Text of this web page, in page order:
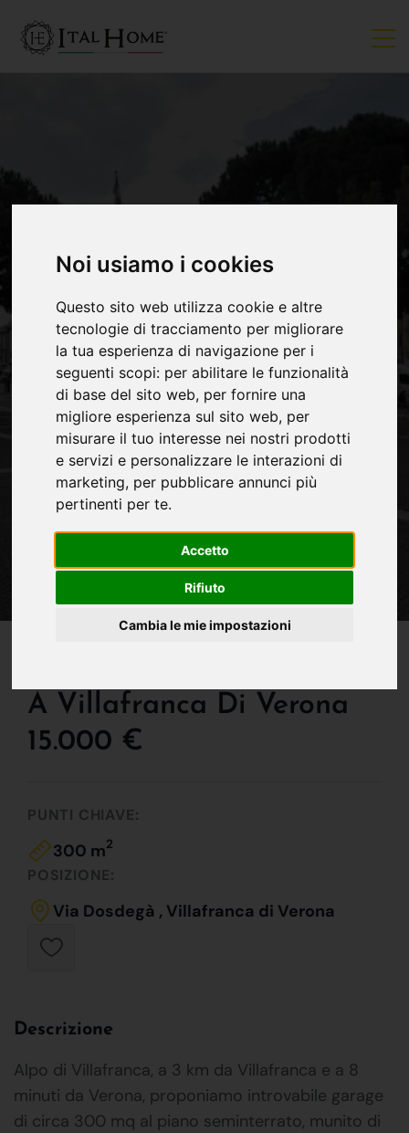
Noi usiamo i cookies
Questo sito web utilizza cookie e altre
tecnologie di tracciamento per migliorare
la tua esperienza di navigazione per i
seguenti scopi: per abilitare le funzionalità
di base del sito web, per fornire una
migliore esperienza sul sito web, per
misurare il tuo interesse nei nostri prodotti
e servizi e personalizzare le interazioni di
marketing, per pubblicare annunci più
pertinenti per te.
Accetto
Rifiuto
Cambia le mie impostazioni
VENDUTO
A Villafranca Di Verona
15.000 €
PUNTI CHIAVE:
300 m2
POSIZIONE:
Via Dosdegà , Villafranca di Verona
Descrizione
Alpo di Villafranca, a 3 km da Villafranca e a 8
minuti da Verona, proponiamo introvabile garage
di circa 300 mq al piano seminterrato, munito di